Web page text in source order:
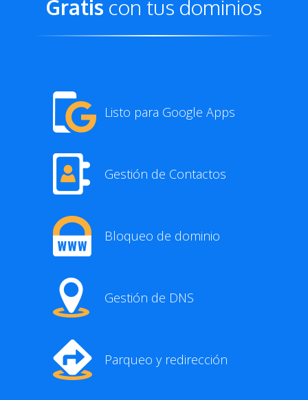
Gratis con tus dominios
Listo para Google Apps
Gestión de Contactos
Bloqueo de dominio
Gestión de DNS
Parqueo y redirección